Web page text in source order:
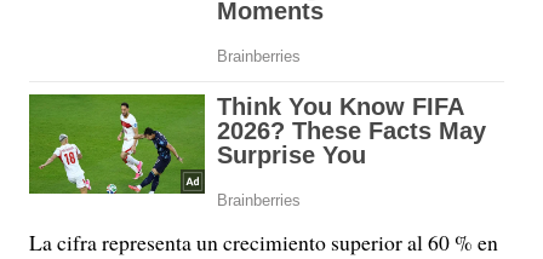
La cifra representa un crecimiento superior al 60 % en